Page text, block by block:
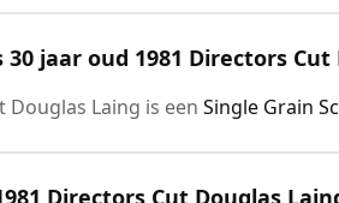
jaar oud 1981 Directors Cut
Laing is een Single Grain
Directors Cut Douglas